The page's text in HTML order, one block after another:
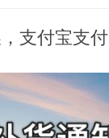
支付宝支付